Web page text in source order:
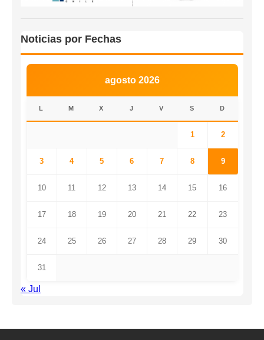
Noticias por Fechas
agosto 2026
L M X J V S D
1 2
3 4 5 6 7 8 9
10 11 12 13 14 15 16
17 18 19 20 21 22 23
24 25 26 27 28 29 30
31
« Jul